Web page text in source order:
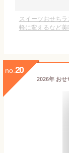
スイーツおせち
軽に変えるなど美
no. 20